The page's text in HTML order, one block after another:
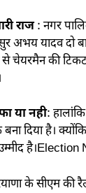
राज: नगर
अभय यादव दो
की टिकट
या नही:
दिया है।
है।Election
के सीएम की